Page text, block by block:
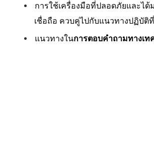
การใช้เครื่องมือที่ปลอดภัยและได้
เชื่อถือ ควบคู่ไปกับแนวทางปฏิบัติ
แนวทางในการตอบคำถามทางเ